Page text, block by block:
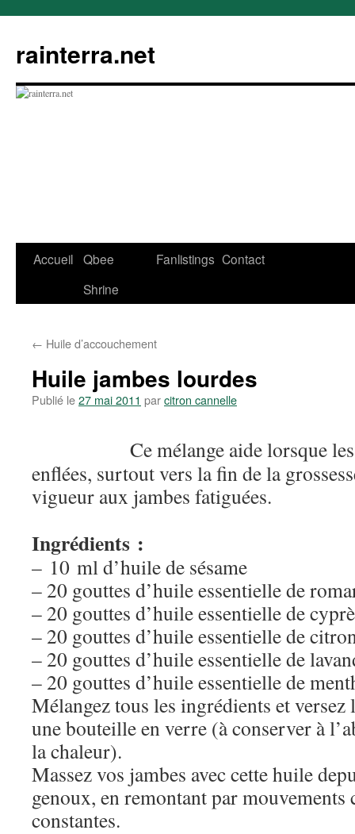
rainterra.net
Aller
Accueil Qbee
Shrine
Fanlistings Contact
← Huile d’accouchement
Huile jambes lourdes
Publié le27 mai 2011 parcitron cannelle
Ce mélange aide lorsque
enflées, surtout vers la fin de la
vigueur aux jambes fatiguées.
Ingrédients :
– 10 ml d’huile de sésame
– 20 gouttes d’huile essentielle de
– 20 gouttes d’huile essentielle de
– 20 gouttes d’huile essentielle de
– 20 gouttes d’huile essentielle de
– 20 gouttes d’huile essentielle de
Mélangez tous les ingrédients et versez
une bouteille en verre (à conserver à
la chaleur).
Massez vos jambes avec cette huile
genoux, en remontant par
constantes.